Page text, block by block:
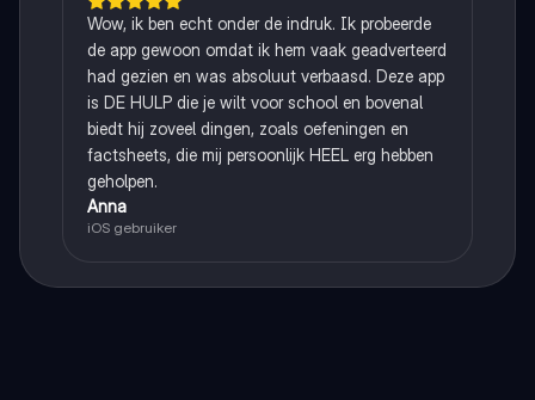
Wow, ik ben echt onder de indruk. Ik probeerde
de app gewoon omdat ik hem vaak geadverteerd
had gezien en was absoluut verbaasd. Deze app
is DE HULP die je wilt voor school en bovenal
biedt hij zoveel dingen, zoals oefeningen en
factsheets, die mij persoonlijk HEEL erg hebben
geholpen.
Anna
iOS gebruiker